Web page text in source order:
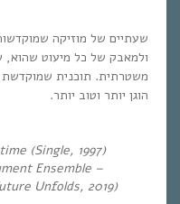
שעתיים של מוזיקה
ולמאבק של כל מיעוט שהוא,
משטרתית. תוכנית שמוקדשת
הוגן יותר וטוב יותר.
(Single, 1997)
Ensemble –
Unfolds, 2019)